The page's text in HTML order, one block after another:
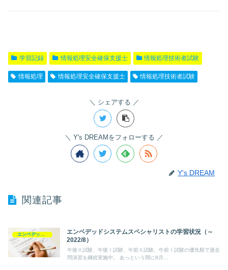
学習記録 情報処理安全確保支援士 情報処理技術者試験
情報処理 情報処理安全確保支援士 情報処理技術者試験
シェアする
Y's DREAMをフォローする
Y's DREAM
関連記事
エンベデッドシステムスペシャリスト
エンベデッドシステムスペシャリストの学習状況（～
2022/8）
午後Ⅱ試験、午後Ⅰ試験、午前Ⅱ試験、午前Ⅰ試験の優先順で過去
問演習を継続実施中。 あっという間に8月...